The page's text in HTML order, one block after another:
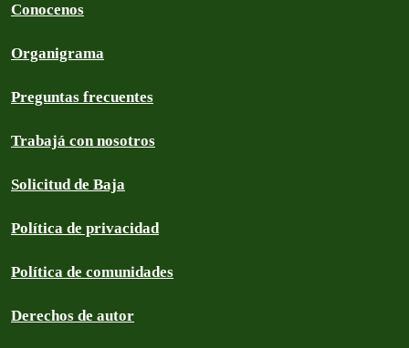
Conocenos
Organigrama
Preguntas frecuentes
Trabajá con nosotros
Solicitud de Baja
Política de privacidad
Política de comunidades
Derechos de autor